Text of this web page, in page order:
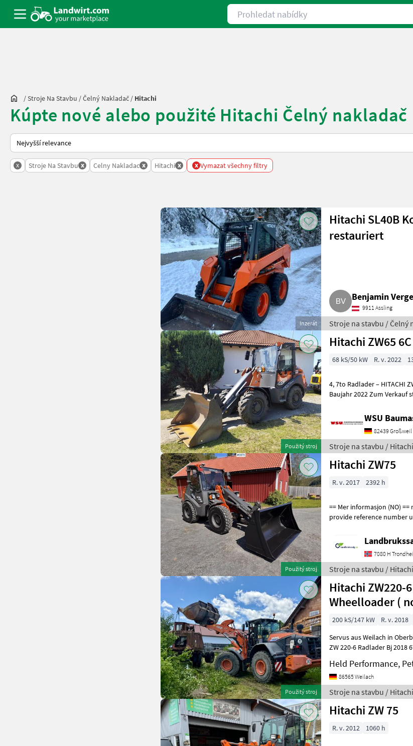
Prohledat nabídky
/Stroje Na Stavbu /Čelný Nakladač / Hitachi
Kúpte nové alebo použité Hitachi Čelný nakladač
Takto se řadí nabídky na Landwirt.com
x Stroje Na Stavbu x Celny Nakladac x Hitachi x x Vymazat všechny filtry
Inzerát
Hitachi SL40B
restauriert
Benjamin
9911 Assling
Stroje na stavbu / Čelný
Použitý stroj
Hitachi ZW65
68 kS/50 kW R. v. 2022
4, 7to Radlader – HITACHI
Baujahr 2022 Zum Verkauf steht ein gepflegter HITACHI ZW65 6C /
WSU
82439 Großweil
Stroje na stavbu / Hitachi
Použitý stroj
Hitachi ZW75
R. v. 2017 2392 h
== Mer informasjon (NO) == mascus_category: wheelloaders Please
provide reference number
7080 H
Stroje na stavbu / Hitachi
Použitý stroj
Hitachi ZW220-
Wheelloader (
200 kS/147 kW R. v. 2018
Servus aus Weilach in Oberbayern, freibleibend bieten
ZW 220-6 Radlader Bj
Held Performance,
86565 Weilach
Stroje na stavbu / Hitachi
Hitachi ZW 75
R. v. 2012 1060 h